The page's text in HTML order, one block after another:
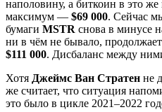
наполовину, а биткоин в это
максимум — $69 000. Сейчас
бумаги MSTR снова в минусе
ни в чём не бывало,
$111 000. Дисбаланс между
Хотя Джеймс Ван Стратен не
же считает, что ситуация
это было в цикле 2021–2022